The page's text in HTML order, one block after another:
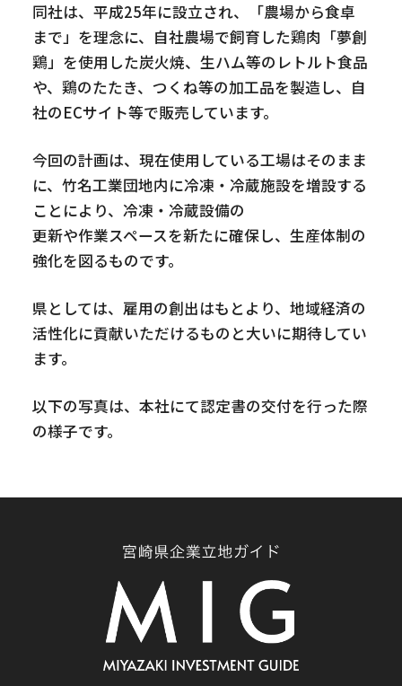
同社は、平成25年に設立され、「農場から食卓
まで」を理念に、自社農場で飼育した鶏肉「夢創
鶏」を使用した炭火焼、生ハム等のレトルト食品
や、鶏のたたき、つくね等の加工品を製造し、自
社のECサイト等で販売しています。
今回の計画は、現在使用している工場はそのまま
に、竹名工業団地内に冷凍・冷蔵施設を増設する
ことにより、冷凍・冷蔵設備の
更新や作業スペースを新たに確保し、生産体制の
強化を図るものです。
県としては、雇用の創出はもとより、地域経済の
活性化に貢献いただけるものと大いに期待してい
ます。
以下の写真は、本社にて認定書の交付を行った際
の様子です。